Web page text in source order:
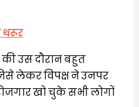
थरूर
की उस दौरान बहुत
लेकर विपक्ष ने उनपर
खो चुके सभी लोगों